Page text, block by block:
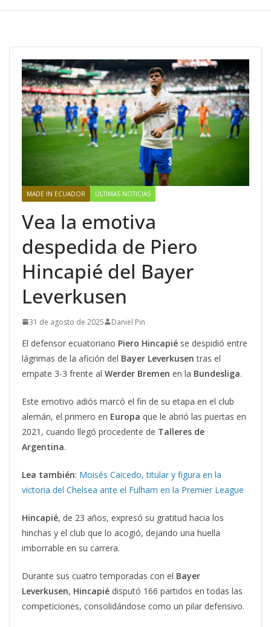
MADE IN ECUADOR ÚLTIMAS NOTICIAS
Vea la emotiva
despedida de Piero
Hincapié del Bayer
Leverkusen
31 de agosto de 2025 Daniel Pin
El defensor ecuatoriano Piero Hincapié se despidió entre
lágrimas de la afición del Bayer Leverkusen tras el
empate 3-3 frente al Werder Bremen en la Bundesliga.
Este emotivo adiós marcó el fin de su etapa en el club
alemán, el primero en Europa que le abrió las puertas en
2021, cuando llegó procedente de Talleres de
Argentina.
Lea también: Moisés Caicedo, titular y figura en la
victoria del Chelsea ante el Fulham en la Premier League
Hincapié, de 23 años, expresó su gratitud hacia los
hinchas y el club que lo acogió, dejando una huella
imborrable en su carrera.
Durante sus cuatro temporadas con el Bayer
Leverkusen, Hincapié disputó 166 partidos en todas las
competiciones, consolidándose como un pilar defensivo.